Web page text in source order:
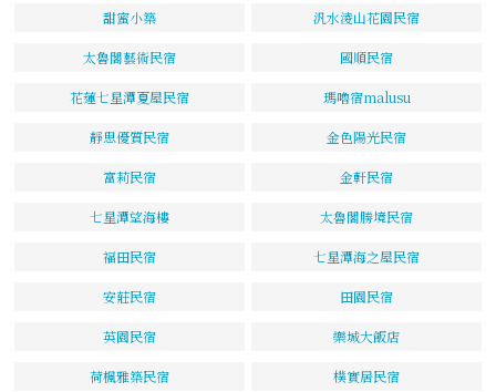
甜蜜小築 汎水淩山花園民宿
太魯閣藝術民宿 國順民宿
花蓮七星潭夏屋民宿 瑪嚕宿malusu
靜思優質民宿 金色陽光民宿
富莉民宿 金軒民宿
七星潭望海樓 太魯閣勝境民宿
福田民宿 七星潭海之屋民宿
安莊民宿 田園民宿
英園民宿 樂城大飯店
荷楓雅築民宿 樸實居民宿